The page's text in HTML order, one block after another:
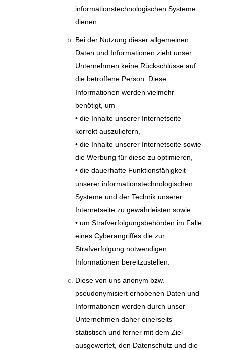
informationstechnologischen Systeme
dienen.
Bei der Nutzung dieser allgemeinen
Daten und Informationen zieht unser
Unternehmen keine Rückschlüsse auf
die betroffene Person. Diese
Informationen werden vielmehr
benötigt, um
• die Inhalte unserer Internetseite
korrekt auszuliefern,
• die Inhalte unserer Internetseite sowie
die Werbung für diese zu optimieren,
• die dauerhafte Funktionsfähigkeit
unserer informationstechnologischen
Systeme und der Technik unserer
Internetseite zu gewährleisten sowie
• um Strafverfolgungsbehörden im Falle
eines Cyberangriffes die zur
Strafverfolgung notwendigen
Informationen bereitzustellen.
Diese von uns anonym bzw.
pseudonymisiert erhobenen Daten und
Informationen werden durch unser
Unternehmen daher einerseits
statistisch und ferner mit dem Ziel
ausgewertet, den Datenschutz und die